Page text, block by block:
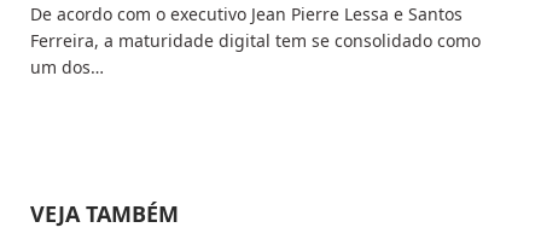
De acordo com o executivo Jean Pierre Lessa e Santos
Ferreira, a maturidade digital tem se consolidado como
um dos…
VEJA TAMBÉM